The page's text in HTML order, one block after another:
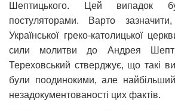
Шептицького. Цей випадок
постуляторами. Варто
Української греко-католицької
сили молитви до Андрея
Тереховський стверджує, що такі
були поодинокими, але
незадокументованості цих фактів.